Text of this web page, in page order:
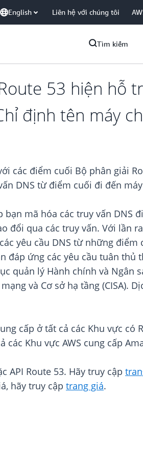
English Liên hệ với chúng tôi
Tìm kiếm
53 hiện hỗ
định tên máy
các điểm cuối Bộ phân giải
DNS từ điểm cuối đi đến
mã hóa các truy vấn DNS
qua các truy vấn. Với lần
yêu cầu DNS từ những điểm
ứng các yêu cầu tuân thủ
quản lý Hành chính và Ngân
và Cơ sở hạ tầng (CISA).
cấp ở tất cả các Khu vực có
các Khu vực AWS cung cấp
API Route 53. Hãy truy cập
hãy truy cập trang giá.